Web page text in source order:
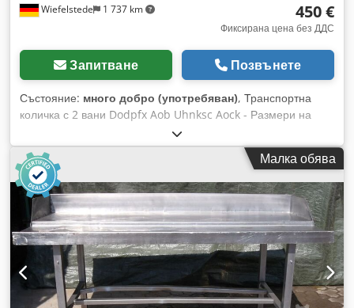
Wiefelstede 1 737 km 450 €
Фиксирана цена без ДДС
Запитване Позвънете
Състояние: много добро (употребяван), Транспортна
количка с 2 вани Dodpfx Aob Uhnksc Aock - Размери на
вана от неръждаема стомана: 600/400/В220 мм -
Изпълнение: стабилна - Размери: 540/725/В800 мм - Тегло:
30 кг
Малка обява